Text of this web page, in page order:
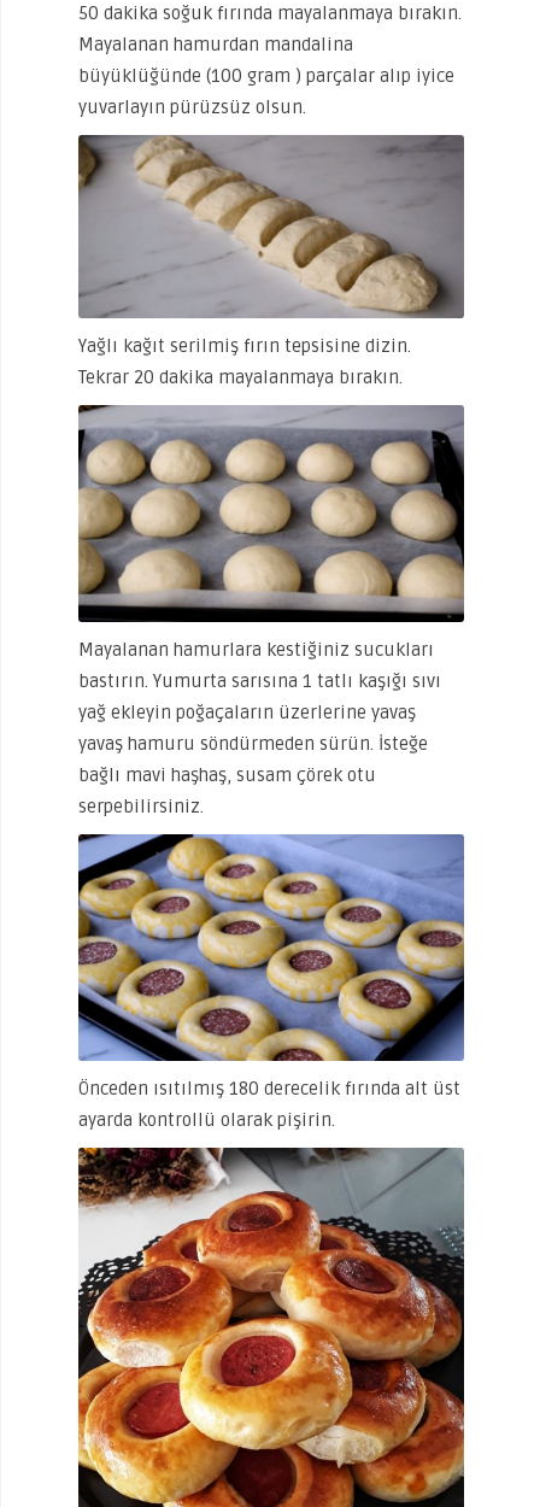
50 dakika soğuk fırında mayalanmaya bırakın.
Mayalanan hamurdan mandalina
büyüklüğünde (100 gram ) parçalar alıp iyice
yuvarlayın pürüzsüz olsun.
Yağlı kağıt serilmiş fırın tepsisine dizin.
Tekrar 20 dakika mayalanmaya bırakın.
Mayalanan hamurlara kestiğiniz sucukları
bastırın. Yumurta sarısına 1 tatlı kaşığı sıvı
yağ ekleyin poğaçaların üzerlerine yavaş
yavaş hamuru söndürmeden sürün. İsteğe
bağlı mavi haşhaş, susam çörek otu
serpebilirsiniz.
Önceden ısıtılmış 180 derecelik fırında alt üst
ayarda kontrollü olarak pişirin.